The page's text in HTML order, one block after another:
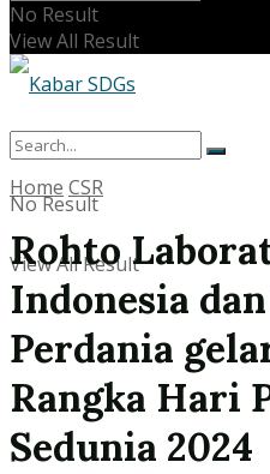
No Result
View All Result
No Result
View All Result
Home CSR
Rohto
Indonesia
Perdania
Rangka Hari
Sedunia 2024